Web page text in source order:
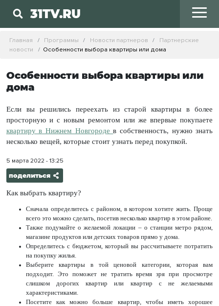
31TV.RU
Главная Программы Новости партнеров
Партнерские
новости
Особенности выбора квартиры или дома
Особенности выбора квартиры или
дома
Если вы решились переехать из старой квартиры в более
просторную и с новым ремонтом или же впервые покупаете
квартиру в Нижнем Новгородев собственность, нужно знать
несколько вещей, которые стоит узнать перед покупкой.
5 марта 2022 - 13:25
поделиться
Как выбрать квартиру?
Сначала определитесь с районом, в котором хотите жить. Проще
всего это можно сделать, посетив несколько квартир в этом районе.
Также подумайте о желаемой локации – о станции метро рядом,
магазине продуктов или детских товаров прямо у дома.
Определитесь с бюджетом, который вы рассчитываете потратить
на покупку жилья.
Выберите квартиры в той ценовой категории, которая вам
подходит. Это поможет не тратить время зря при просмотре
слишком дорогих квартир или квартир с не желаемыми
характеристиками.
Посетите как можно больше квартир, чтобы иметь хорошее